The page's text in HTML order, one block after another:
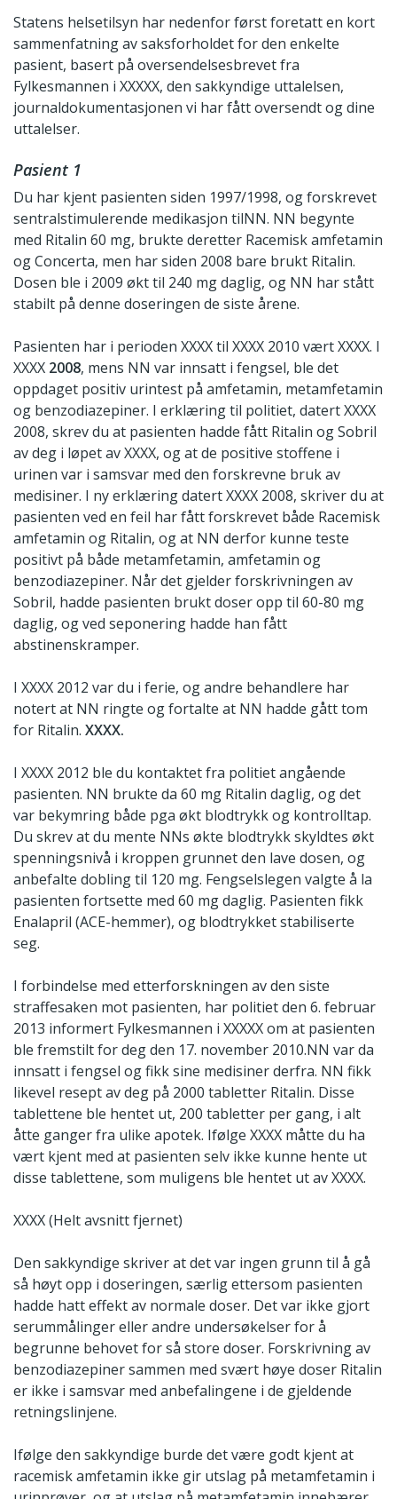
Statens helsetilsyn har nedenfor først foretatt en kort
sammenfatning av saksforholdet for den enkelte
pasient, basert på oversendelsesbrevet fra
Fylkesmannen i XXXXX, den sakkyndige uttalelsen,
journaldokumentasjonen vi har fått oversendt og dine
uttalelser.
Pasient 1
Du har kjent pasienten siden 1997/1998, og forskrevet
sentralstimulerende medikasjon tilNN. NN begynte
med Ritalin 60 mg, brukte deretter Racemisk amfetamin
og Concerta, men har siden 2008 bare brukt Ritalin.
Dosen ble i 2009 økt til 240 mg daglig, og NN har stått
stabilt på denne doseringen de siste årene.
Pasienten har i perioden XXXX til XXXX 2010 vært XXXX. I
XXXX 2008, mens NN var innsatt i fengsel, ble det
oppdaget positiv urintest på amfetamin, metamfetamin
og benzodiazepiner. I erklæring til politiet, datert XXXX
2008, skrev du at pasienten hadde fått Ritalin og Sobril
av deg i løpet av XXXX, og at de positive stoffene i
urinen var i samsvar med den forskrevne bruk av
medisiner. I ny erklæring datert XXXX 2008, skriver du at
pasienten ved en feil har fått forskrevet både Racemisk
amfetamin og Ritalin, og at NN derfor kunne teste
positivt på både metamfetamin, amfetamin og
benzodiazepiner. Når det gjelder forskrivningen av
Sobril, hadde pasienten brukt doser opp til 60-80 mg
daglig, og ved seponering hadde han fått
abstinenskramper.
I XXXX 2012 var du i ferie, og andre behandlere har
notert at NN ringte og fortalte at NN hadde gått tom
for Ritalin. XXXX.
I XXXX 2012 ble du kontaktet fra politiet angående
pasienten. NN brukte da 60 mg Ritalin daglig, og det
var bekymring både pga økt blodtrykk og kontrolltap.
Du skrev at du mente NNs økte blodtrykk skyldtes økt
spenningsnivå i kroppen grunnet den lave dosen, og
anbefalte dobling til 120 mg. Fengselslegen valgte å la
pasienten fortsette med 60 mg daglig. Pasienten fikk
Enalapril (ACE-hemmer), og blodtrykket stabiliserte
seg.
I forbindelse med etterforskningen av den siste
straffesaken mot pasienten, har politiet den 6. februar
2013 informert Fylkesmannen i XXXXX om at pasienten
ble fremstilt for deg den 17. november 2010.NN var da
innsatt i fengsel og fikk sine medisiner derfra. NN fikk
likevel resept av deg på 2000 tabletter Ritalin. Disse
tablettene ble hentet ut, 200 tabletter per gang, i alt
åtte ganger fra ulike apotek. Ifølge XXXX måtte du ha
vært kjent med at pasienten selv ikke kunne hente ut
disse tablettene, som muligens ble hentet ut av XXXX.
XXXX (Helt avsnitt fjernet)
Den sakkyndige skriver at det var ingen grunn til å gå
så høyt opp i doseringen, særlig ettersom pasienten
hadde hatt effekt av normale doser. Det var ikke gjort
serummålinger eller andre undersøkelser for å
begrunne behovet for så store doser. Forskrivning av
benzodiazepiner sammen med svært høye doser Ritalin
er ikke i samsvar med anbefalingene i de gjeldende
retningslinjene.
Ifølge den sakkyndige burde det være godt kjent at
racemisk amfetamin ikke gir utslag på metamfetamin i